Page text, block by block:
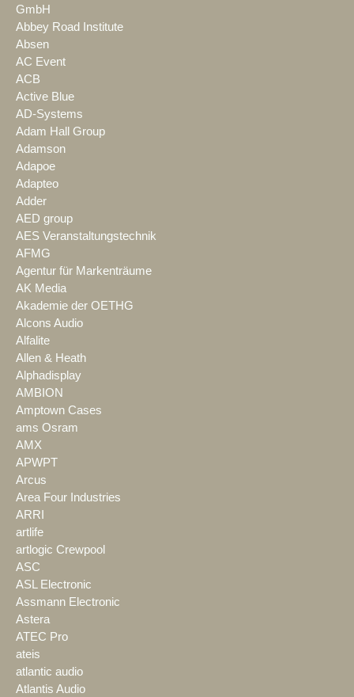
GmbH
Abbey Road Institute
Absen
AC Event
ACB
Active Blue
AD-Systems
Adam Hall Group
Adamson
Adapoe
Adapteo
Adder
AED group
AES Veranstaltungstechnik
AFMG
Agentur für Markenträume
AK Media
Akademie der OETHG
Alcons Audio
Alfalite
Allen & Heath
Alphadisplay
AMBION
Amptown Cases
ams Osram
AMX
APWPT
Arcus
Area Four Industries
ARRI
artlife
artlogic Crewpool
ASC
ASL Electronic
Assmann Electronic
Astera
ATEC Pro
ateis
atlantic audio
Atlantis Audio